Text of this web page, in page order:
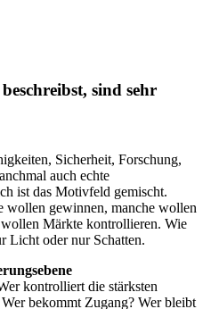
sind sehr
Sicherheit, Forschung,
auch echte
ist das Motivfeld gemischt.
wollen gewinnen, manche wollen
Märkte kontrollieren. Wie
Licht oder nur Schatten.
kontrolliert die stärksten
bekommt Zugang? Wer bleibt